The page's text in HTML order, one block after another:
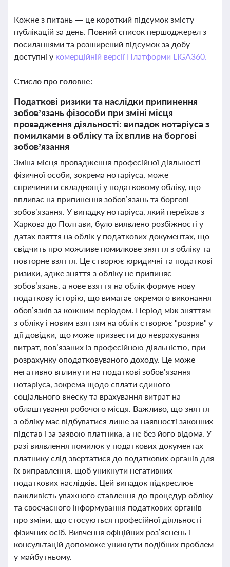
Кожне з питань — це короткий підсумок змісту
публікацій за день. Повний список першоджерел з
посиланнями та розширений підсумок за добу
доступні у комерційній версії Платформи LIGA360.
Стисло про головне:
Податкові ризики та наслідки припинення
зобов’язань фізособи при зміні місця
провадження діяльності: випадок нотаріуса з
помилками в обліку та їх вплив на боргові
зобов’язання
Зміна місця провадження професійної діяльності
фізичної особи, зокрема нотаріуса, може
спричинити складнощі у податковому обліку, що
впливає на припинення зобов’язань та боргові
зобов’язання. У випадку нотаріуса, який переїхав з
Харкова до Полтави, було виявлено розбіжності у
датах взяття на облік у податкових документах, що
свідчить про можливе помилкове зняття з обліку та
повторне взяття. Це створює юридичні та податкові
ризики, адже зняття з обліку не припиняє
зобов’язань, а нове взяття на облік формує нову
податкову історію, що вимагає окремого виконання
обов’язків за кожним періодом. Період між зняттям
з обліку і новим взяттям на облік створює "розрив" у
дії довідки, що може призвести до неврахування
витрат, пов’язаних із професійною діяльністю, при
розрахунку оподатковуваного доходу. Це може
негативно вплинути на податкові зобов’язання
нотаріуса, зокрема щодо сплати єдиного
соціального внеску та врахування витрат на
облаштування робочого місця. Важливо, що зняття
з обліку має відбуватися лише за наявності законних
підстав і за заявою платника, а не без його відома. У
разі виявлення помилок у податкових документах
платнику слід звертатися до податкових органів для
їх виправлення, щоб уникнути негативних
податкових наслідків. Цей випадок підкреслює
важливість уважного ставлення до процедур обліку
та своєчасного інформування податкових органів
про зміни, що стосуються професійної діяльності
фізичних осіб. Вивчення офіційних роз’яснень і
консультацій допоможе уникнути подібних проблем
у майбутньому.